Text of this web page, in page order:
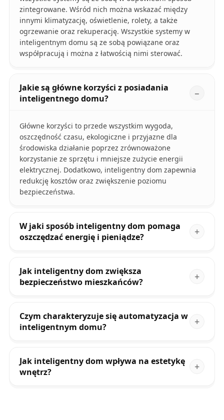
zintegrowane. Wśród nich można wskazać między
innymi klimatyzację, oświetlenie, rolety, a także
ogrzewanie oraz rekuperację. Wszystkie systemy w
inteligentnym domu są ze sobą powiązane oraz
współpracują i można z łatwością nimi sterować.
Jakie są główne korzyści z posiadania
inteligentnego domu?
Główne korzyści to przede wszystkim wygoda,
oszczędność czasu, ekologiczne i przyjazne dla
środowiska działanie poprzez zrównoważone
korzystanie ze sprzętu i mniejsze zużycie energii
elektrycznej. Dodatkowo, inteligentny dom zapewnia
redukcję kosztów oraz zwiększenie poziomu
bezpieczeństwa.
W jaki sposób inteligentny dom pomaga
oszczędzać energię i pieniądze?
Jak inteligentny dom zwiększa
bezpieczeństwo mieszkańców?
Czym charakteryzuje się automatyzacja w
inteligentnym domu?
Jak inteligentny dom wpływa na estetykę
wnętrz?